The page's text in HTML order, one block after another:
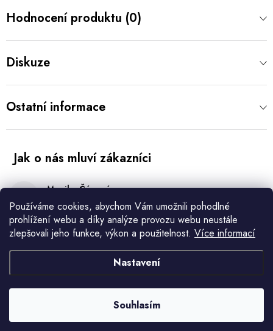
Používáme cookies, abychom Vám umožnili pohodlné
prohlížení webu a díky analýze provozu webu neustále
zlepšovali jeho funkce, výkon a použitelnost. Více informací
Nastavení
Souhlasím
Hodnocení produktu (0)
Diskuze
Ostatní informace
Monika Čápová
8.8.2026
Šroubovací upevňovací závit je příliš krátky nejde na
silnější pracovní desku tutid se nedá utáhnout že spodu
Objednala jsem si kvetinace a jede n byl praskly dole a